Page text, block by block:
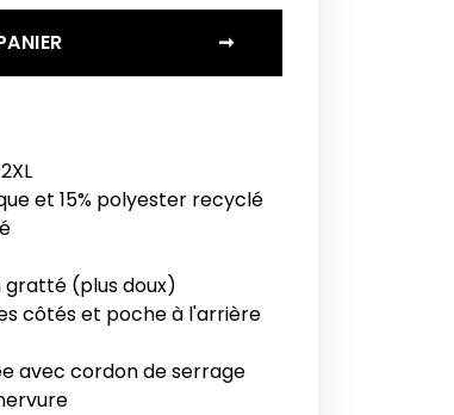
➞
et 15% polyester recyclé
(plus doux)
côtés et poche à l'arrière
avec cordon de serrage